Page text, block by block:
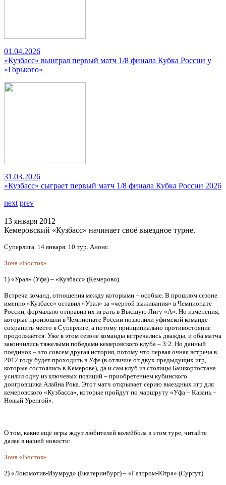
01.04.2026
«Кузбасс» выиграл первый матч 1/8 финала Кубка России у
«Горького»
31.03.2026
«Кузбасс» сыграет первый матч 1/8 финала Кубка России 2026
next prev
13 января 2012
Кемеровский «Кузбасс» начинает своё выездное турне.
Суперлига. 14 января. 10 тур. Анонс.
Зона «Восток».
1) «Урал» (Уфа) – «Кузбасс» (Кемерово).
Встреча команд, отношения между которыми – особые. В прошлом сезоне
именно «Кузбасс» оставил «Урал» за «чертой выживания» в Чемпионате
России, формально отправив их играть в Высшую Лигу «А». Но изменения,
которые произошли в Чемпионате России позволили уфимской команде
сохранить место в Суперлиге, а потому принципиально противостояние
продолжается. Уже в этом сезоне команды встречались дважды, и оба матча
закончились тяжелыми победами кемеровского клуба – 3:2. Но данный
поединок – это совсем другая история, потому что первая очная встреча в
2012 году будет проходить в Уфе (в отличие от двух предыдущих игр,
которые состоялись в Кемерове), да и сам клуб из столицы Башкортостана
усилил одну из ключевых позиций – приобретением кубинского
доигровщика Алайна Рока. Этот матч открывает серию выездных игр для
кемеровского «Кузбасса», которые пройдут по маршруту «Уфа – Казань –
Новый Уренгой».
О том, какие ещё игры ждут любителей волейбола в этом туре, читайте
далее в нашей новости:
Зона «Восток».
2) «Локомотив-Изумруд» (Екатеринбург) – «Газпром-Югра» (Сургут)